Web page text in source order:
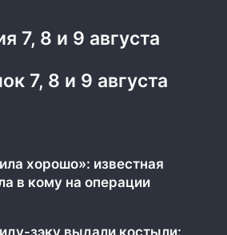
7, 8 и 9 августа
7, 8 и 9 августа
хорошо»: известная
в кому на операции
зэку выдали костыли: